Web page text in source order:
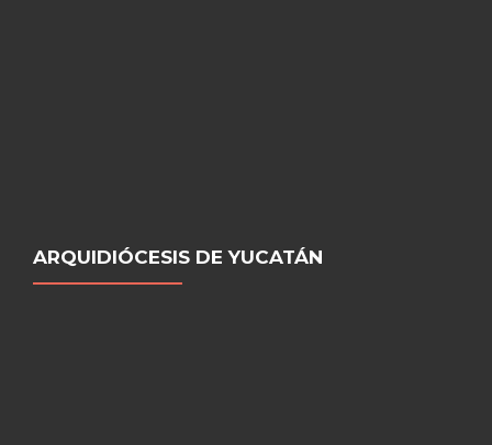
ARQUIDIÓCESIS DE YUCATÁN